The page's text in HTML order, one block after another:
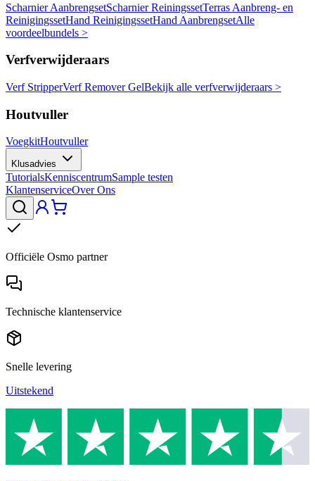
Scharnier AanbrengsetScharnier ReiningssetTerras Aanbreng- en
ReinigingssetHand ReinigingssetHand AanbrengsetAlle
voordeelbundels >
Verfverwijderaars
Verf StripperVerf Remover GelBekijk alle verfverwijderaars >
Houtvuller
VoegkitHoutvuller
Klusadvies
TutorialsKenniscentrumSample testen
KlantenserviceOver Ons
Officiële Osmo partner
Technische klantenservice
Snelle levering
Uitstekend